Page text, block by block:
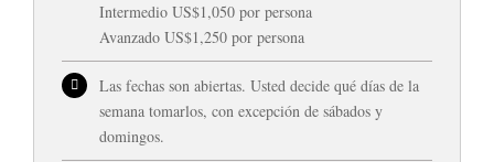
Intermedio US$1,050 por persona
Avanzado US$1,250 por persona
Las fechas son abiertas. Usted decide qué días de la
semana tomarlos, con excepción de sábados y
domingos.